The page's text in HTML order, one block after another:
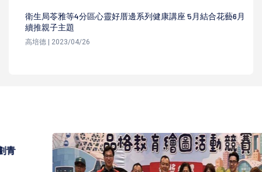
衛生局苓雅等4分區心靈好厝邊系列健康講座 5月結合花藝6月
續推親子主題
高培德 | 2023/04/26